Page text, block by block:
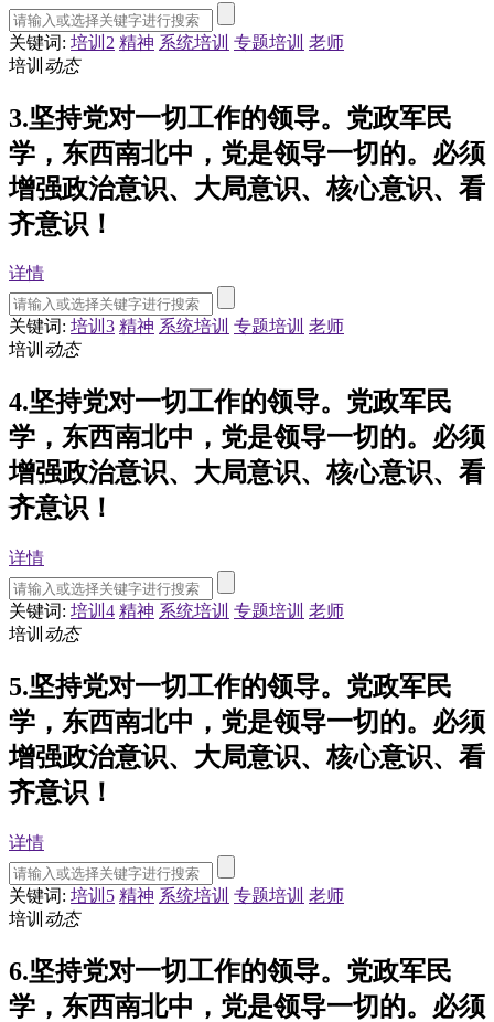
关键词: 培训2 精神 系统培训 专题培训 老师
培训 动态
3.坚持党对一切工作的领导。党政军民
学，东西南北中，党是领导一切的。必须
增强政治意识、大局意识、核心意识、看
齐意识！
详情
关键词: 培训3 精神 系统培训 专题培训 老师
培训 动态
4.坚持党对一切工作的领导。党政军民
学，东西南北中，党是领导一切的。必须
增强政治意识、大局意识、核心意识、看
齐意识！
详情
关键词: 培训4 精神 系统培训 专题培训 老师
培训 动态
5.坚持党对一切工作的领导。党政军民
学，东西南北中，党是领导一切的。必须
增强政治意识、大局意识、核心意识、看
齐意识！
详情
关键词: 培训5 精神 系统培训 专题培训 老师
培训 动态
6.坚持党对一切工作的领导。党政军民
学，东西南北中，党是领导一切的。必须